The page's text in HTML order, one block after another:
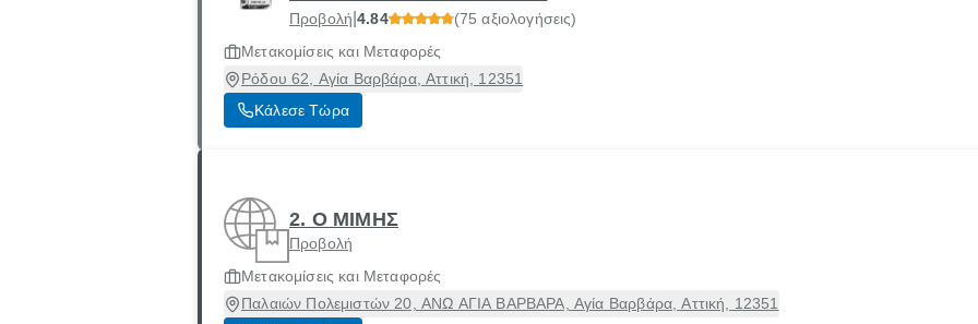
Προβολή 4.84
(75 αξιολογήσεις)
Μετακομίσεις και Μεταφορές
Ρόδου 62, Αγία Βαρβάρα, Αττική, 12351
Κάλεσε Τώρα
2. Ο ΜΙΜΗΣ
Προβολή
Μετακομίσεις και Μεταφορές
Παλαιών Πολεμιστών 20, ΑΝΩ ΑΓΙΑ ΒΑΡΒΑΡΑ, Αγία Βαρβάρα, Αττική, 12351